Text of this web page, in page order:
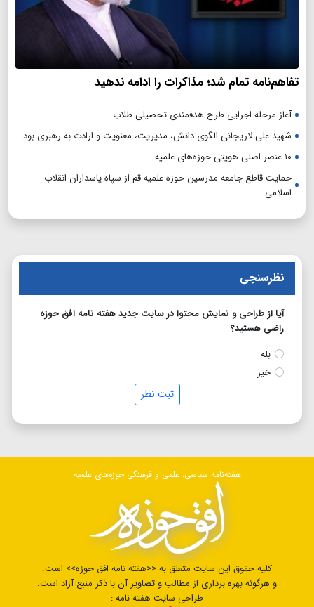
تفاهم‌نامه تمام شد؛ مذاکرات را ادامه ندهید
آغاز مرحله اجرایی طرح هدفمندی تحصیلی طلاب
شهید علی لاریجانی الگوی دانش، مدیریت، معنویت و ارادت به رهبری بود
۱۰ عنصر اصلی هویتی حوزه‌های علمیه
حمایت قاطع جامعه مدرسین حوزه علمیه قم از سپاه پاسداران انقلاب
اسلامی
نظرسنجی
آیا از طراحی و نمایش محتوا در سایت جدید هفته نامه افق حوزه
راضی هستید؟
بله
خیر
ثبت نظر
هفته‌نامه سیاسی، علمی و فرهنگی حوزه‌های علمیه
کلیه حقوق این سایت متعلق به <<هفته نامه افق حوزه>> است.
و هرگونه بهره برداری از مطالب و تصاویر آن با ذکر منبع آزاد است.
طراحی سایت هفته نامه :